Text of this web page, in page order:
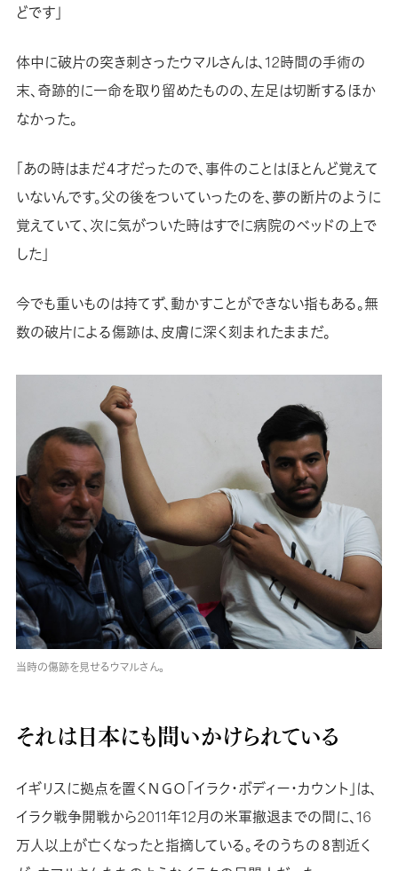
どです」
体中に破片の突き刺さったウマルさんは、12時間の手術の
末、奇跡的に一命を取り留めたものの、左足は切断するほか
なかった。
「あの時はまだ４才だったので、事件のことはほとんど覚えて
いないんです。父の後をついていったのを、夢の断片のように
覚えていて、次に気がついた時はすでに病院のベッドの上で
した」
今でも重いものは持てず、動かすことができない指もある。無
数の破片による傷跡は、皮膚に深く刻まれたままだ。
当時の傷跡を見せるウマルさん。
それは日本にも問いかけられている
イギリスに拠点を置くＮＧＯ「イラク・ボディー・カウント」は、
イラク戦争開戦から2011年12月の米軍撤退までの間に、16
万人以上が亡くなったと指摘している。そのうちの８割近く